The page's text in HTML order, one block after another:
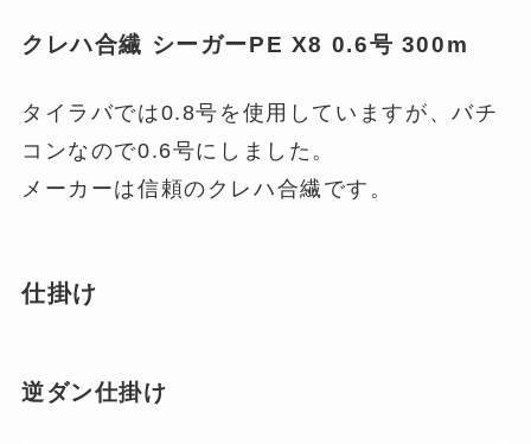
クレハ合繊 シーガーPE X8 0.6号 300m
タイラバでは0.8号を使用していますが、バチ
コンなので0.6号にしました。
メーカーは信頼のクレハ合繊です。
仕掛け
逆ダン仕掛け